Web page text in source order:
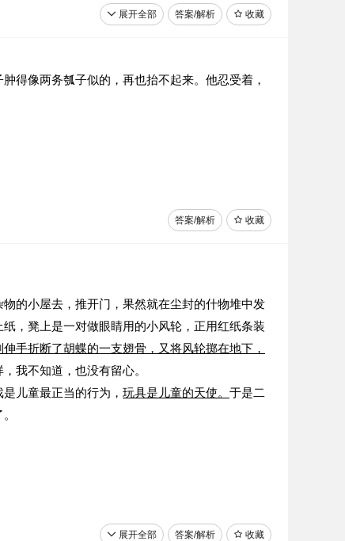
收藏
答案/解析
展开全部
得像两务瓠子似的，再也抬不起来。他忍受着，
收藏
答案/解析
的小屋去，推开门，果然就在尘封的什物堆中发
，凳上是一对做眼睛用的小风轮，正用红纸条装
伸手折断了胡蝶的一支翅骨，又将风轮掷在地下，
我不知道，也没有留心。
儿童最正当的行为， 玩具是儿童的天使。 于是二
收藏
答案/解析
展开全部